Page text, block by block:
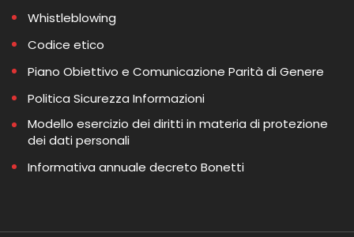
Whistleblowing
Codice etico
Piano Obiettivo e Comunicazione Parità di Genere
Politica Sicurezza Informazioni
Modello esercizio dei diritti in materia di protezione
dei dati personali
Informativa annuale decreto Bonetti